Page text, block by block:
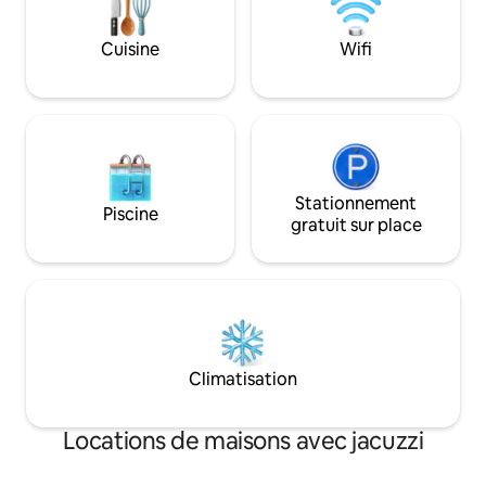
espaces extérieurs privés, pour un
séjour paisible. Le
Cuisine Wifi
Piscine
Stationnement
gratuit sur place
Climatisation
Locations de maisons avec jacuzzi